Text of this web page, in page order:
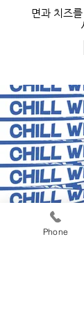
면과 치즈
Phone